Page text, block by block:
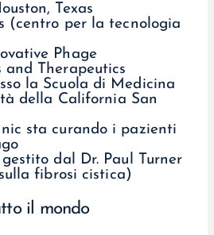
Texas
(centro per la tecnologia
Phage
Therapeutics
la Scuola di Medicina
della California San
sta curando i pazienti
dal Dr. Paul Turner
fibrosi cistica)
il mondo